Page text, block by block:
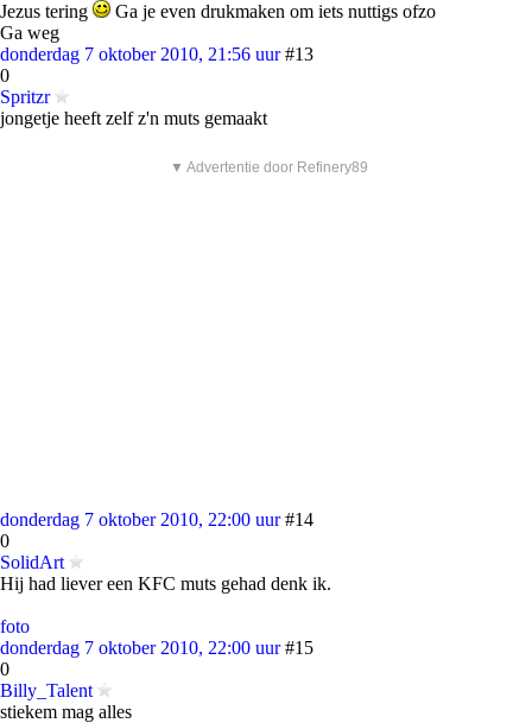
Jezus tering
Ga je even drukmaken om iets nuttigs ofzo
Ga weg
donderdag 7 oktober 2010, 21:56 uur #13
0
Spritzr
jongetje heeft zelf z'n muts gemaakt
▼ Advertentie door Refinery89
donderdag 7 oktober 2010, 22:00 uur #14
0
SolidArt
Hij had liever een KFC muts gehad denk ik.
foto
donderdag 7 oktober 2010, 22:00 uur #15
0
Billy_Talent
stiekem mag alles